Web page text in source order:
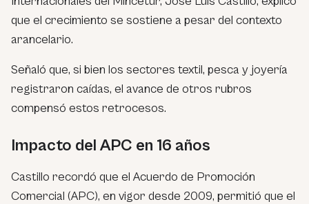
que el crecimiento se sostiene a pesar del contexto
arancelario.
Señaló que, si bien los sectores textil, pesca y joyería
registraron caídas, el avance de otros rubros
compensó estos retrocesos.
Impacto del APC en 16 años
Castillo recordó que el Acuerdo de Promoción
Comercial (APC), en vigor desde 2009, permitió que el